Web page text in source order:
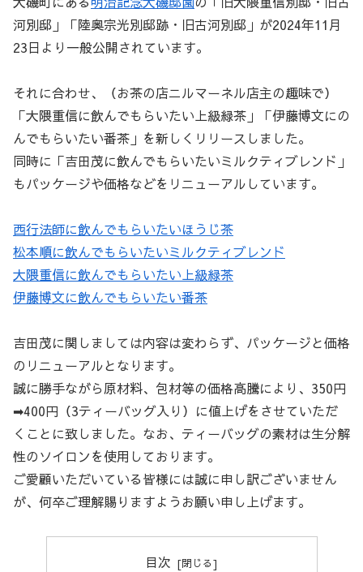
河別邸」「陸奥宗光別邸跡・旧古河別邸」が2024年11月
23日より一般公開されています。
それに合わせ、（お茶の店ニルマーネル店主の趣味で）
「大隈重信に飲んでもらいたい上級緑茶」「伊藤博文にの
んでもらいたい番茶」を新しくリリースしました。
同時に「吉田茂に飲んでもらいたいミルクティブレンド」
もパッケージや価格などをリニューアルしています。
西行法師に飲んでもらいたいほうじ茶
松本順に飲んでもらいたいミルクティブレンド
大隈重信に飲んでもらいたい上級緑茶
伊藤博文に飲んでもらいたい番茶
吉田茂に関しましては内容は変わらず、パッケージと価格
のリニューアルとなります。
誠に勝手ながら原材料、包材等の価格高騰により、350円
➡400円（3ティーバッグ入り）に値上げをさせていただ
くことに致しました。なお、ティーバッグの素材は生分解
性のソイロンを使用しております。
ご愛顧いただいている皆様には誠に申し訳ございません
が、何卒ご理解賜りますようお願い申し上げます。
目次